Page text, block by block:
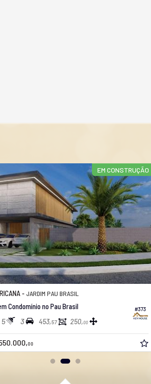
EM CONSTRUÇÃO
#373
-JARDIM PAU BRASIL
Condomínio no Pau Brasil
5 3 453,57 250,00
00